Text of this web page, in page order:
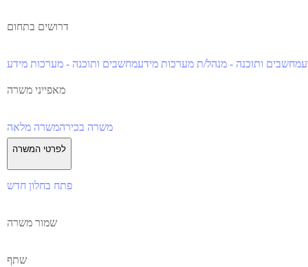
דרושים בתחום
מחשבים ותוכנה - מנהל/ת מערכות מידעמחשבים ותוכנה - מערכות מידע
מאפייני משרה
משרה בכירהמשרה מלאה
לפרטי המשרה
פתח בחלון חדש
שמור משרה
שתף